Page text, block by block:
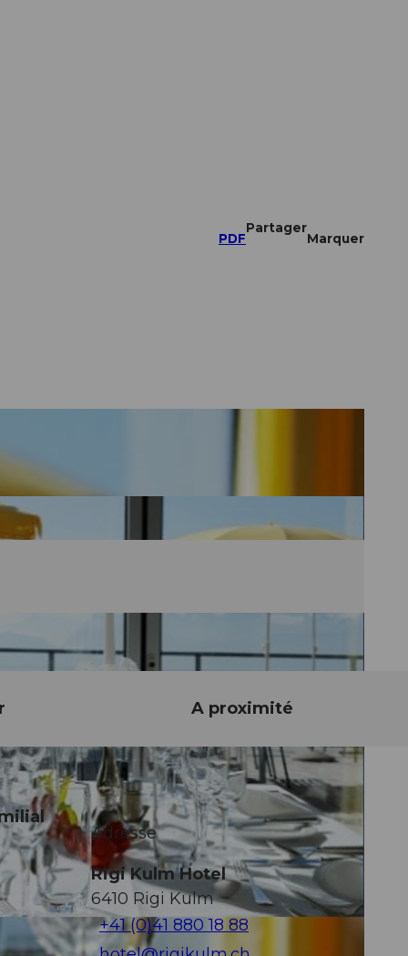
PDF
Partager
Marquer
A proximité
Adresse
Rigi Kulm Hotel
6410 Rigi Kulm
+41 (0)41 880 18 88